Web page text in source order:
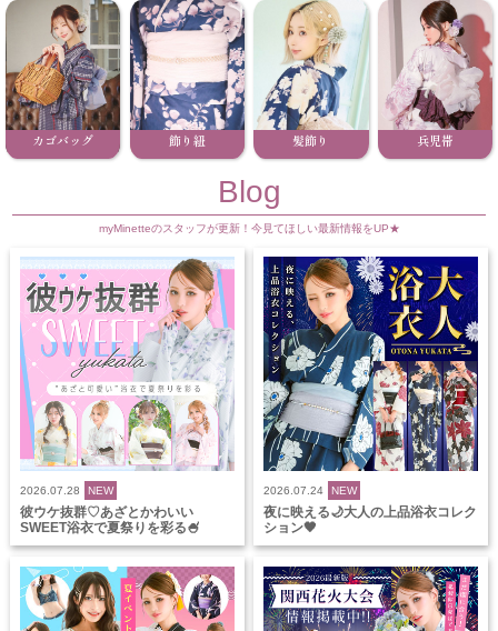
カゴバッグ 飾り紐 髪飾り 兵児帯
Blog
myMinetteのスタッフが更新！今見てほしい最新情報をUP★
2026.07.28 NEW
彼ウケ抜群♡あざとかわいい
SWEET浴衣で夏祭りを彩る🍧
2026.07.24 NEW
夜に映える🌙大人の上品浴衣コレク
ション🖤